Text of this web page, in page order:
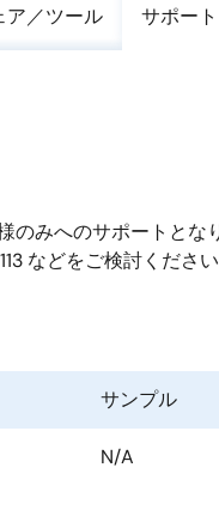
ア／ツール サポート
みへのサポートとな
などをご検討ください
サンプル
N/A